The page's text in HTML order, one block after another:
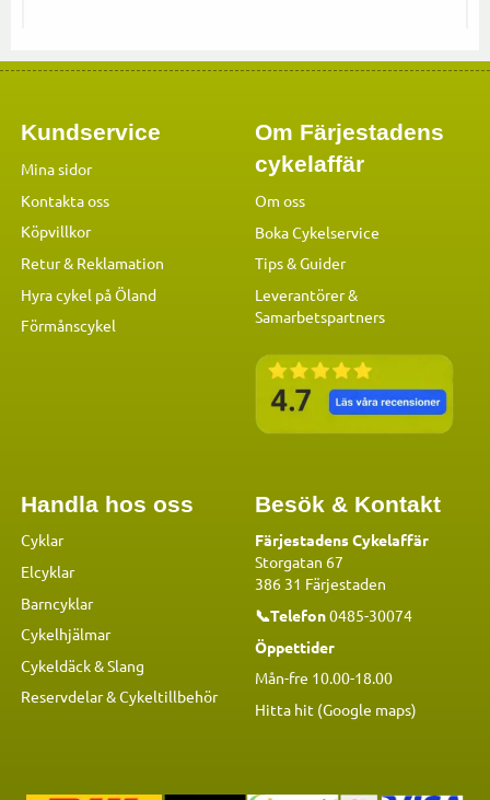
Kundservice
Mina sidor
Kontakta oss
Köpvillkor
Retur & Reklamation
Hyra cykel på Öland
Förmånscykel
Om Färjestadens
cykelaffär
Om oss
Boka Cykelservice
Tips & Guider
Leverantörer &
Samarbetspartners
Handla hos oss
Cyklar
Elcyklar
Barncyklar
Cykelhjälmar
Cykeldäck & Slang
Reservdelar&Cykeltillbehör
Besök & Kontakt
Färjestadens Cykelaffär
Storgatan 67
386 31 Färjestaden
📞Telefon0485-30074
Öppettider
Mån-fre 10.00-18.00
Hitta hit (Google maps)